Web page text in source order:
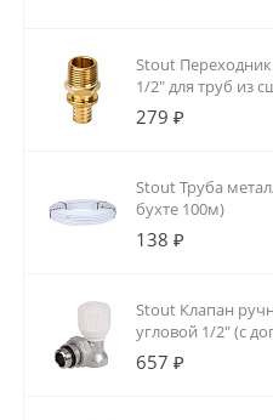
Stout
1/2" для труб из
аксиальный
279 ₽
Stout Труба
бухте 100м)
138 ₽
Stout Клапан
угловой 1/2" (с
уплотнением)
657 ₽